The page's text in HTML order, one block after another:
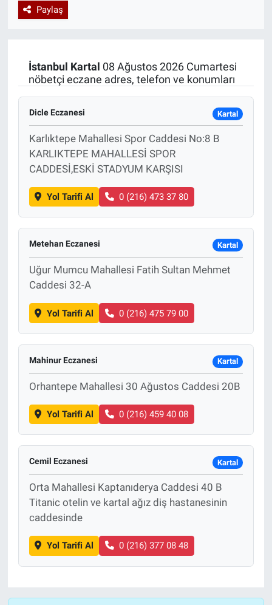
Paylaş
İstanbul Kartal 08 Ağustos 2026 Cumartesi
nöbetçi eczane adres, telefon ve konumları
Dicle Eczanesi Kartal
Karlıktepe Mahallesi Spor Caddesi No:8 B
KARLIKTEPE MAHALLESİ SPOR
CADDESİ,ESKİ STADYUM KARŞISI
Yol Tarifi Al 0 (216) 473 37 80
Metehan Eczanesi Kartal
Uğur Mumcu Mahallesi Fatih Sultan Mehmet
Caddesi 32-A
Yol Tarifi Al 0 (216) 475 79 00
Mahinur Eczanesi Kartal
Orhantepe Mahallesi 30 Ağustos Caddesi 20B
Yol Tarifi Al 0 (216) 459 40 08
Cemil Eczanesi Kartal
Orta Mahallesi Kaptanıderya Caddesi 40 B
Titanic otelin ve kartal ağız diş hastanesinin
caddesinde
Yol Tarifi Al 0 (216) 377 08 48
Özel Haberler
Dünya
Özel Haberler
Kadın
Erişim Bilgileri
Sağlık
Teknoloji
Ramazan
Haber Arşivi